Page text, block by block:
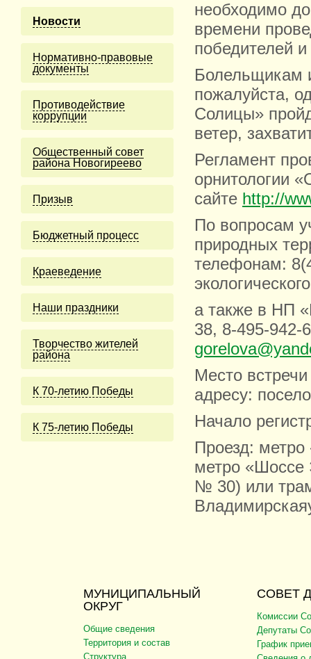
Новости
Нормативно-правовые
документы
Противодействие
коррупции
Общественный совет
района Новогиреево
Призыв
Бюджетный процесс
Краеведение
Наши праздники
Творчество жителей
района
К 70-летию Победы
К 75-летию Победы
необходимо
времени
победителей
Болельщикам
пожалуйста,
Солицы»
ветер,
Регламент
орнитологии
сайте http://
По вопросам
природных
телефонам:
а также в НП
38, 8-495-
Место
адресу:
Начало
Проезд:
метро «Шоссе
№ 30) или
МУНИЦИПАЛЬНЫЙ
ОКРУГ
Общие сведения
Территория и состав
Структура
СОВЕТ
Комиссии
Депутаты
График